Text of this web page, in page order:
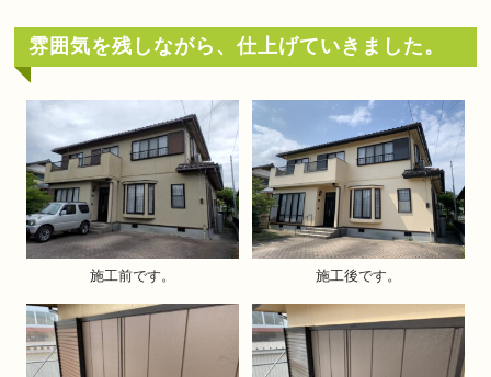
雰囲気を残しながら、仕上げていきました。
施工前です。 施工後です。